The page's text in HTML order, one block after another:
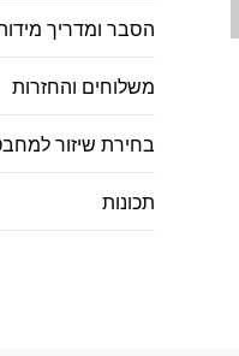
הסבר ומדריך
משלוחים והחזרות
בחירת שיזור
תכונות